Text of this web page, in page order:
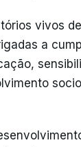
vivos
a